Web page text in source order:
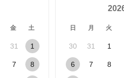
金 土
31 1
7 8
日 月 火
30 31 1
6 7 8